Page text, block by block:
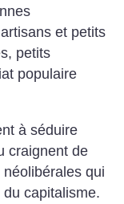
et petits
petits
populaire
à séduire
craignent de
qui
capitalisme.